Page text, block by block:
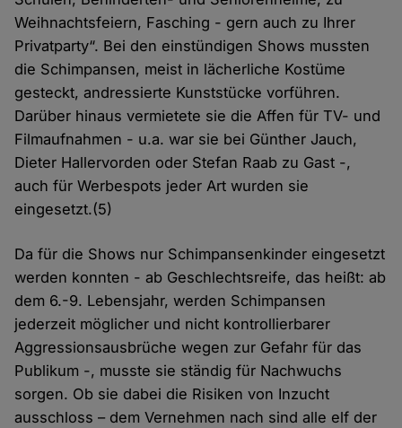
Weihnachtsfeiern, Fasching - gern auch zu Ihrer
Privatparty“. Bei den einstündigen Shows mussten
die Schimpansen, meist in lächerliche Kostüme
gesteckt, andressierte Kunststücke vorführen.
Darüber hinaus vermietete sie die Affen für TV- und
Filmaufnahmen - u.a. war sie bei Günther Jauch,
Dieter Hallervorden oder Stefan Raab zu Gast -,
auch für Werbespots jeder Art wurden sie
eingesetzt.(5)
Da für die Shows nur Schimpansenkinder eingesetzt
werden konnten - ab Geschlechtsreife, das heißt: ab
dem 6.-9. Lebensjahr, werden Schimpansen
jederzeit möglicher und nicht kontrollierbarer
Aggressionsausbrüche wegen zur Gefahr für das
Publikum -, musste sie ständig für Nachwuchs
sorgen. Ob sie dabei die Risiken von Inzucht
ausschloss – dem Vernehmen nach sind alle elf der